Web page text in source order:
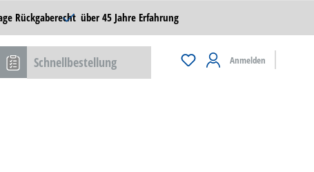
Rückgaberecht über 45 Jahre Erfahrung
Schnellbestellung Anmelden